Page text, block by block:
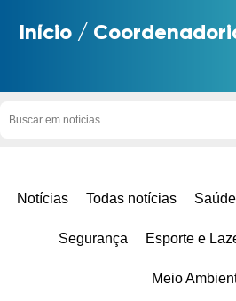
Início /
Notícias Todas notícias Saúde
Segurança Esporte e
Meio